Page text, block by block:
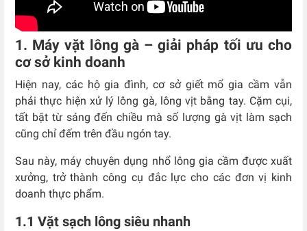
1. Máy vặt lông gà – giải pháp tối ưu cho
cơ sở kinh doanh
Hiện nay, các hộ gia đình, cơ sở giết mổ gia cầm vẫn
phải thực hiện xử lý lông gà, lông vịt bằng tay. Cặm cụi,
tất bật từ sáng đến chiều mà số lượng gà vịt làm sạch
cũng chỉ đếm trên đầu ngón tay.
Sau này, máy chuyên dụng nhổ lông gia cầm được xuất
xưởng, trở thành công cụ đắc lực cho các đơn vị kinh
doanh thực phẩm.
1.1 Vặt sạch lông siêu nhanh